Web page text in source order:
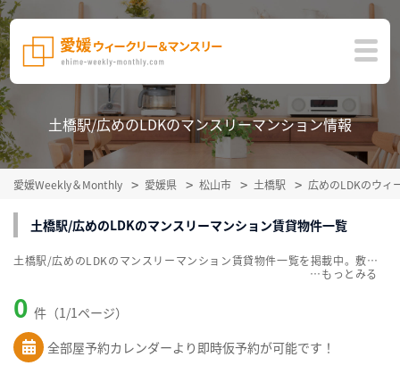
土橋駅/広めのLDKのマンスリーマンション情報
愛媛Weekly＆Monthly 愛媛県 松山市 土橋駅 広めのLDKのウィ
土橋駅/広めのLDKのマンスリーマンション賃貸物件一覧
0 件（1/1ページ）
全部屋予約カレンダーより即時仮予約が可能です！
土橋駅/広めのLDKのマンスリーマンション賃貸物件一覧を掲載中。敷金・礼金無料、家具・家電付をご紹介。こだわり条件での絞込みも簡単！
…